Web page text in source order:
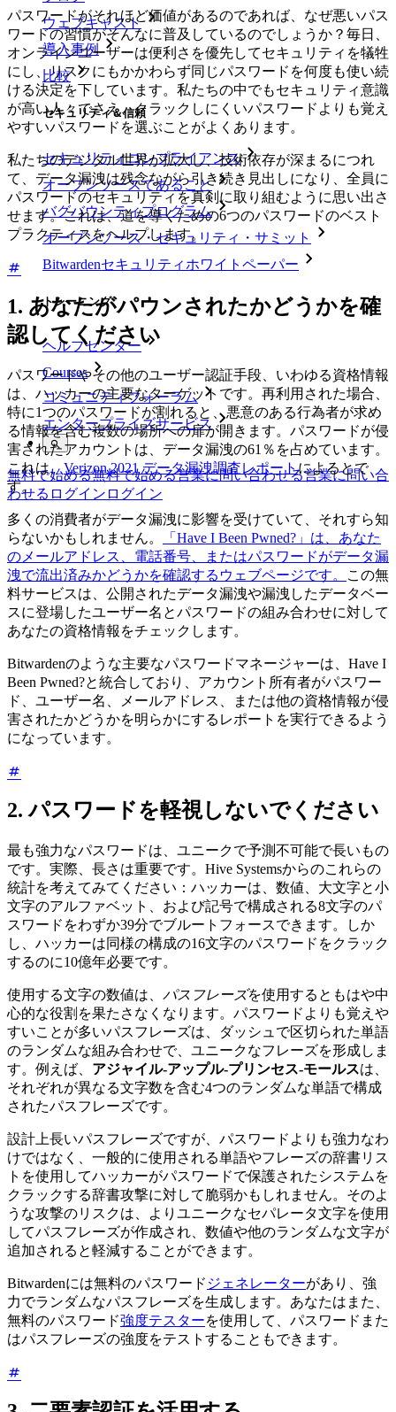
ウェブキャスト
導入事例
比較
セキュリティ＆信頼
セキュリティコンプライアンス
オープンソースであること
バグバウンティプログラム
オープンソース・セキュリティ・サミット
Bitwardenセキュリティホワイトペーパー
トレーニング
ヘルプセンター
Courses
コミュニティフォーラム
エンタープライズサービス
無料で始める無料で始める営業に問い合わせる営業に問い合
わせる ログイン ログイン
パスワードがそれほど価値があるのであれば、なぜ悪いパス
ワードの習慣がそんなに普及しているのでしょうか？毎日、
オンラインユーザーは便利さを優先してセキュリティを犠牲
にし、リスクにもかかわらず同じパスワードを何度も使い続
ける決定を下しています。私たちの中でもセキュリティ意識
が高い人々でさえ、クラックしにくいパスワードよりも覚え
やすいパスワードを選ぶことがよくあります。
私たちのデジタル世界が拡大し、技術依存が深まるにつれ
て、データ漏洩は残念ながら引き続き見出しになり、全員に
パスワードのセキュリティを真剣に取り組むように思い出さ
せます。これは、道を導くための6つのパスワードのベスト
プラクティスをヘルプします。
1. あなたがパウンされたかどうかを確
認してください
パスワードやその他のユーザー認証手段、いわゆる資格情報
は、ハッカーの主要なターゲットです。再利用された場合、
特に1つのパスワードが割れると、悪意のある行為者が求め
る情報を含む複数の場所への扉が開きます。パスワードが侵
害されたアカウントは、データ漏洩の61％を占めています。
これは、Verizon 2021 データ漏洩調査レポートによるとで
す。
多くの消費者がデータ漏洩に影響を受けていて、それすら知
らないかもしれません。
「Have I Been Pwned?」は、あなた
のメールアドレス、電話番号、またはパスワードがデータ漏
洩で流出済みかどうかを確認するウェブページです。
この無
料サービスは、公開されたデータ漏洩や漏洩したデータベー
スに登場したユーザー名とパスワードの組み合わせに対して
あなたの資格情報をチェックします。
Bitwardenのような主要なパスワードマネージャーは、Have I
Been Pwned?と統合しており、アカウント所有者がパスワー
ド、ユーザー名、メールアドレス、または他の資格情報が侵
害されたかどうかを明らかにするレポートを実行できるよう
になっています。
2. パスワードを軽視しないでください
最も強力なパスワードは、ユニークで予測不可能で長いもの
です。実際、長さは重要です。Hive Systemsからのこれらの
統計を考えてみてください：ハッカーは、数値、大文字と小
文字のアルファベット、および記号で構成される8文字のパ
スワードをわずか39分でブルートフォースできます。しか
し、ハッカーは同様の構成の16文字のパスワードをクラック
するのに10億年必要です。
使用する文字の数値は、 パスフレーズを使用するともはや中
心的な役割を果たさなくなります。パスワードよりも覚えや
すいことが多いパスフレーズは、ダッシュで区切られた単語
のランダムな組み合わせで、ユニークなフレーズを形成しま
す。例えば、 アジャイル-アップル-プリンセス-モールスは、
それぞれが異なる文字数を含む4つのランダムな単語で構成
されたパスフレーズです。
設計上長いパスフレーズですが、パスワードよりも強力なわ
けではなく、一般的に使用される単語やフレーズの辞書リス
トを使用してハッカーがパスワードで保護されたシステムを
クラックする辞書攻撃に対して脆弱かもしれません。そのよ
うな攻撃のリスクは、よりユニークなセパレータ文字を使用
してパスフレーズが作成され、数値や他のランダムな文字が
追加されると軽減することができます。
Bitwardenには無料のパスワード ジェネレーターがあり、強
力でランダムなパスフレーズを生成します。あなたはまた、
無料のパスワード強度テスターを使用して、パスワードまた
はパスフレーズの強度をテストすることもできます。